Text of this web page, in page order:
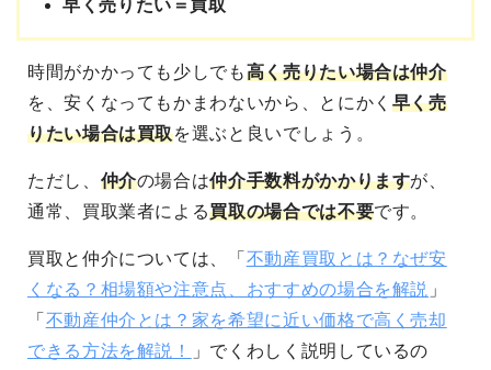
早く売りたい＝買取
時間がかかっても 少しでも高く売りたい場合は仲介
を、安くなってもかまわないから、とにかく 早く売
りたい場合は買取を選ぶと良いでしょう。
ただし、 仲介の場合は仲介手数料がかかりますが、
通常、買取業者による買取の場合では不要です。
買取と仲介については、「 不動産買取とは？なぜ安
くなる？相場額や注意点、おすすめの場合を解説 」
「 不動産仲介とは？家を希望に近い価格で高く売却
できる方法を解説！
」でくわしく説明しているの